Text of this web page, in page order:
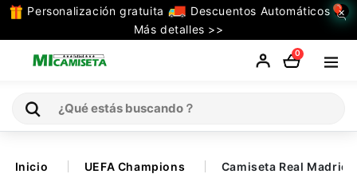
Personalización gratuita
Descuentos Automáticos
Más detalles >>
×
0
TODAS
LAS
CATEGORIAS
Inicio UEFA Champions Camiseta Real Madrid